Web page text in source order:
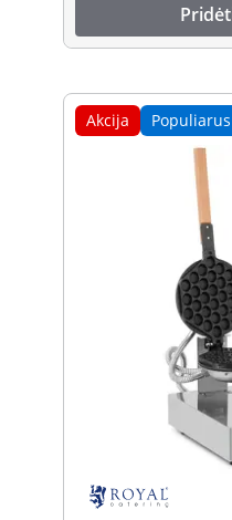
Akcija Populiarus